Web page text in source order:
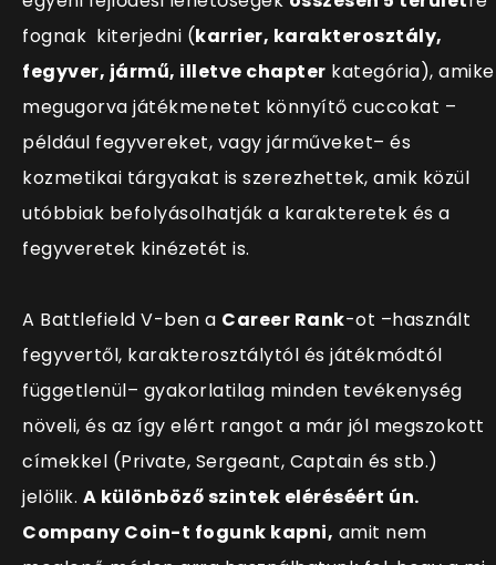
fognak kiterjedni (karrier, karakterosztály,
fegyver, jármű, illetve chapter kategória),
megugorva játékmenetet könnyítő cuccokat –
például fegyvereket, vagy járműveket– és
kozmetikai tárgyakat is szerezhettek, amik közül
utóbbiak befolyásolhatják a karakteretek és a
fegyveretek kinézetét is.
A Battlefield V-ben a Career Rank-ot –használt
fegyvertől, karakterosztálytól és játékmódtól
függetlenül– gyakorlatilag minden tevékenység
növeli, és az így elért rangot a már jól megszokott
címekkel (Private, Sergeant, Captain és stb.)
jelölik. A különböző szintek eléréséért ún.
Company Coin-t fogunk kapni, amit nem